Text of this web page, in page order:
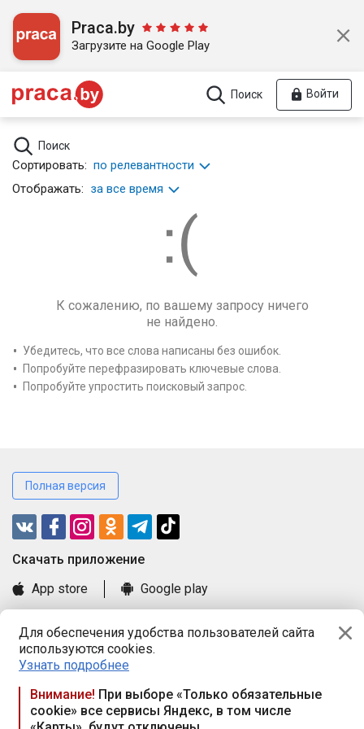
Для обеспечения удобства пользователей сайта
используются cookies.
Узнать подробнее
Внимание! При выборе «Только обязательные
cookie» все сервисы Яндекс, в том числе
Praca.by
Загрузите на Google Play
Поиск Войти
Поиск
Сортировать: по релевантности
Отображать: за все время
К сожалению, по вашему запросу ничего
не найдено.
Убедитесь, что все слова написаны без ошибок.
Попробуйте перефразировать ключевые слова.
Попробуйте упростить поисковый запрос.
Полная версия
Cкачать приложение
App store
Google play
Книга замечаний и предложений
Правила и документы
Praca.by © 2000—2026, ООО «ПРАЦА БАЙ»
Республика Беларусь, 220114, г. Минск, пр-т Независимости
117а, пом. № 9.